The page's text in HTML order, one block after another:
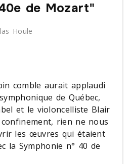
de Mozart"
Houle
comble aurait applaudi
de Québec,
et le violoncelliste Blair
rien ne nous
les œuvres qui étaient
la Symphonie n° 40 de